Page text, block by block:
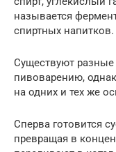
называется
спиртных напитков.
Существуют
пивоварению,
на одних и тех же
Сперва готовится
превращая в